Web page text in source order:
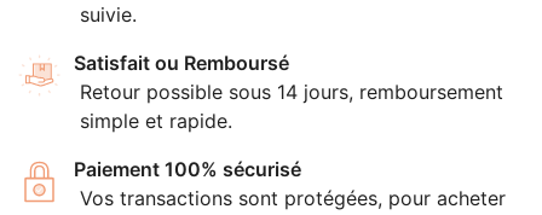
suivie.
Satisfait ou Remboursé
Retour possible sous 14 jours, remboursement
simple et rapide.
Paiement 100% sécurisé
Vos transactions sont protégées, pour acheter